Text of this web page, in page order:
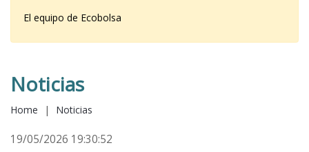
El equipo de Ecobolsa
Noticias
Home | Noticias
19/05/2026 19:30:52